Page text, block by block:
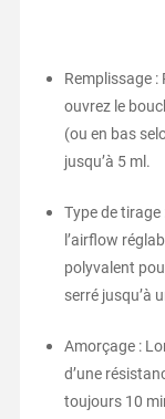
Remplissage :
ouvrez le
(ou en bas
jusqu’à 5 ml.
Type de tirage
l’airflow
polyvalent
serré jusqu’à
Amorçage :
d’une
toujours 10